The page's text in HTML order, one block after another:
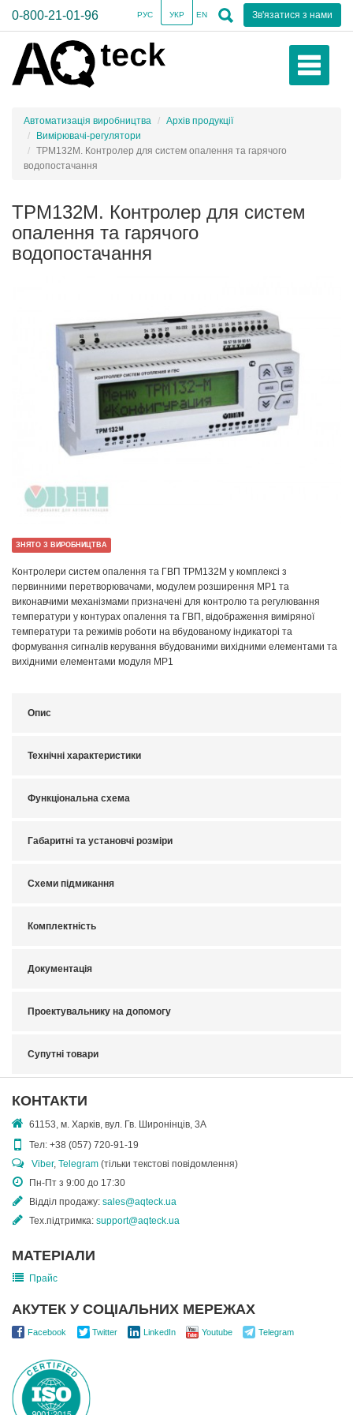
0-800-21-01-96 Зв'язатися з нами
РУС УКР EN
Автоматизація виробництва
Архів продукції
Вимірювачі-регулятори
ТРМ132М. Контролер для систем опалення та гарячого
водопостачання
ТРМ132М. Контролер для систем
опалення та гарячого
водопостачання
ЗНЯТО З ВИРОБНИЦТВА
Контролери систем опалення та ГВП ТРМ132М у комплексі з
первинними перетворювачами, модулем розширення МР1 та
виконавчими механізмами призначені для контролю та регулювання
температури у контурах опалення та ГВП, відображення виміряної
температури та режимів роботи на вбудованому індикаторі та
формування сигналів керування вбудованими вихідними елементами та
вихідними елементами модуля МР1
Опис
Технічні характеристики
Функціональна схема
Габаритні та установчі розміри
Схеми підмикання
Комплектність
Документація
Проектувальнику на допомогу
Супутні товари
КОНТАКТИ
61153, м. Харків, вул. Гв. Широнінців, 3А
Тел: +38 (057) 720-91-19
Viber, Telegram (тільки текстові повідомлення)
Пн-Пт з 9:00 до 17:30
Відділ продажу: sales@aqteck.ua
Тех.підтримка: support@aqteck.ua
МАТЕРІАЛИ
Прайс
АКУТЕК У СОЦІАЛЬНИХ МЕРЕЖАХ
Facebook Twitter LinkedIn Youtube Telegram